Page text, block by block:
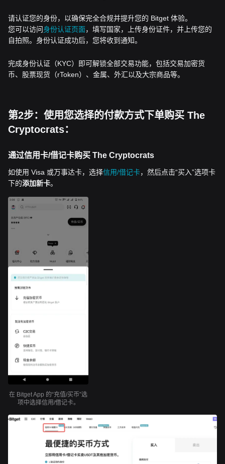
请认证您的身份，以确保完全合规并提升您的 Bitget 体验。
您可以访问身份认证页面，填写国家，上传身份证件，并上传您的
自拍照。身份认证成功后，您将收到通知。
完成身份认证（KYC）即可解锁全部交易功能，包括交易加密货
币、股票现货（rToken）、金属、外汇以及大宗商品等。
第2步：使用您选择的付款方式下单购买 The
Cryptocrats：
通过信用卡/借记卡购买 The Cryptocrats
如使用 Visa 或万事达卡，选择信用/借记卡，然后点击“买入”选项卡
下的添加新卡。
在 Bitget App 的“充值/买币”选
项中选择信用/借记卡。